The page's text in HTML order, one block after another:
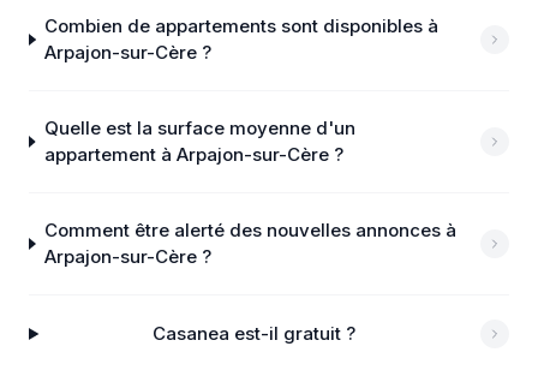
Combien de appartements sont disponibles à
Arpajon-sur-Cère ?
Quelle est la surface moyenne d'un
appartement à Arpajon-sur-Cère ?
Comment être alerté des nouvelles annonces à
Arpajon-sur-Cère ?
Casanea est-il gratuit ?